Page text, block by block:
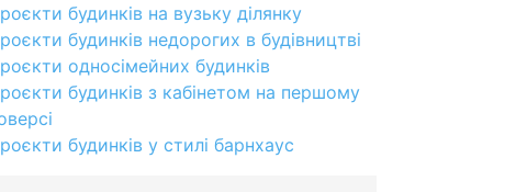
будинків на вузьку ділянку
будинків недорогих в будівництві
односімейних будинків
будинків з кабінетом на першому
будинків у стилі барнхаус